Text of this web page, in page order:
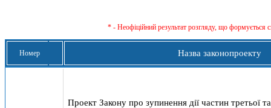
* - Неофіційний результат розгляду, що формується
Номер Назва законопроекту
Проект Закону про зупинення дії частин третьої